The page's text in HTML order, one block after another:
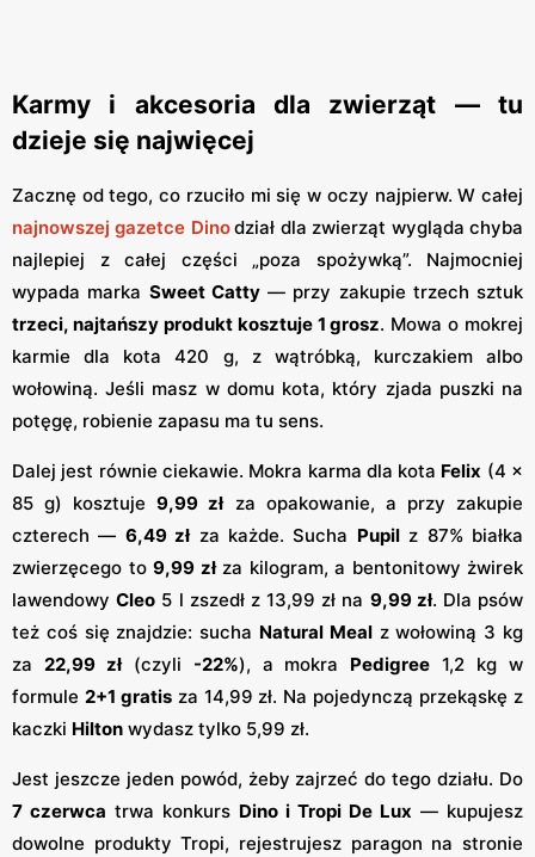
Karmy i akcesoria dla zwierząt — tu
dzieje się najwięcej
Zacznę od tego, co rzuciło mi się w oczy najpierw. W całej
najnowszej gazetce Dinodział dla zwierząt wygląda chyba
najlepiej z całej części „poza spożywką”. Najmocniej
wypada marka Sweet Catty— przy zakupie trzech sztuk
trzeci, najtańszy produkt kosztuje 1 grosz. Mowa o mokrej
karmie dla kota 420 g, z wątróbką, kurczakiem albo
wołowiną. Jeśli masz w domu kota, który zjada puszki na
potęgę, robienie zapasu ma tu sens.
Dalej jest równie ciekawie. Mokra karma dla kota Felix (4 ×
85 g) kosztuje9,99 złza opakowanie, a przy zakupie
czterech — 6,49 złza każde. Sucha Pupilz 87% białka
zwierzęcego to 9,99 złza kilogram, a bentonitowy żwirek
lawendowyCleo 5 l zszedł z 13,99 zł na 9,99 zł. Dla psów
też coś się znajdzie: sucha Natural Mealz wołowiną 3 kg
za 22,99 zł(czyli -22%), a mokra Pedigree 1,2 kg w
formule 2+1 gratisza 14,99 zł. Na pojedynczą przekąskę z
kaczki Hilton wydasz tylko 5,99 zł.
Jest jeszcze jeden powód, żeby zajrzeć do tego działu. Do
7 czerwca trwa konkurs Dino i Tropi De Lux — kupujesz
dowolne produkty Tropi, rejestrujesz paragon na stronie